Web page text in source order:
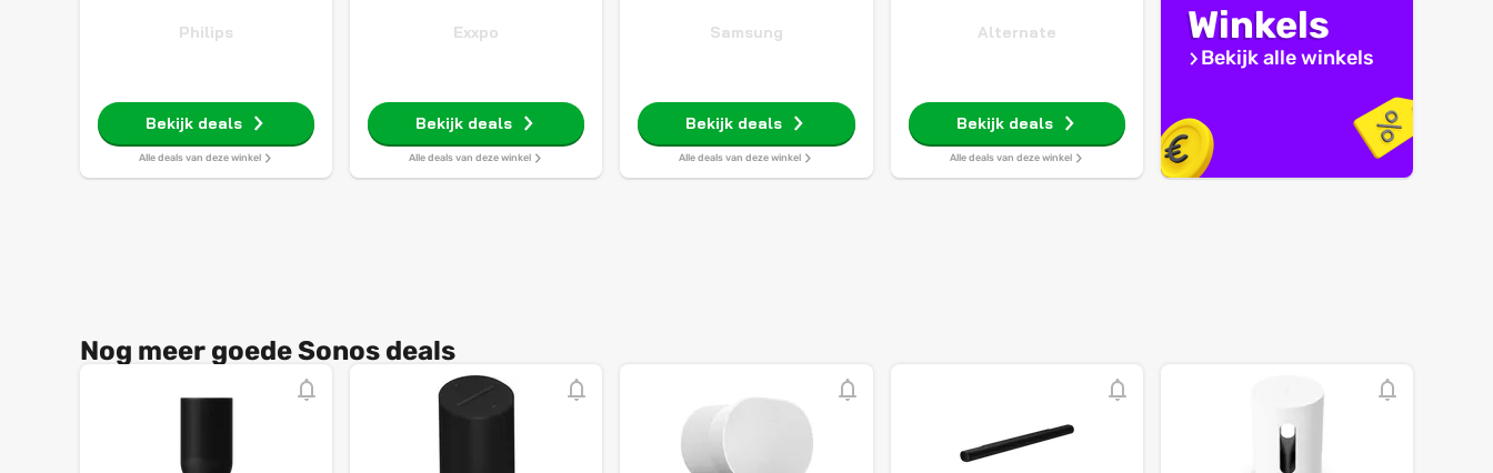
Philips
Bekijk deals
Alle deals van deze winkel
Exxpo
Bekijk deals
Alle deals van deze winkel
Samsung
Bekijk deals
Alle deals van deze winkel
Alternate
Bekijk deals
Alle deals van deze winkel
Winkels
Bekijk alle winkels
Nog meer goede Sonos deals